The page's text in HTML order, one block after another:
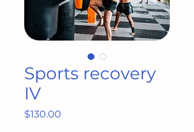
Sports recovery
IV
$130.00